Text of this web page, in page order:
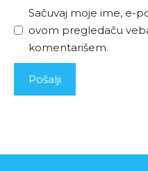
Sačuvaj moje ime, e-
ovom pregledaču
komentarišem.